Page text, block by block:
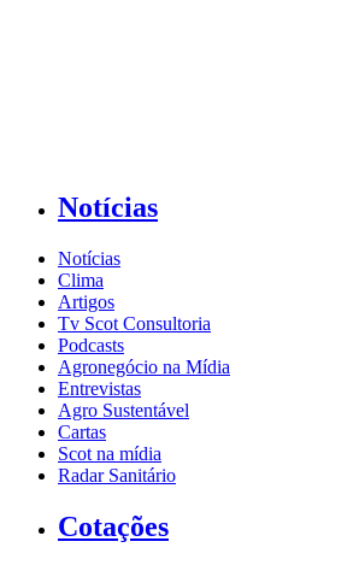
Notícias
Notícias
Clima
Artigos
Tv Scot Consultoria
Podcasts
Agronegócio na Mídia
Entrevistas
Agro Sustentável
Cartas
Scot na mídia
Radar Sanitário
Cotações